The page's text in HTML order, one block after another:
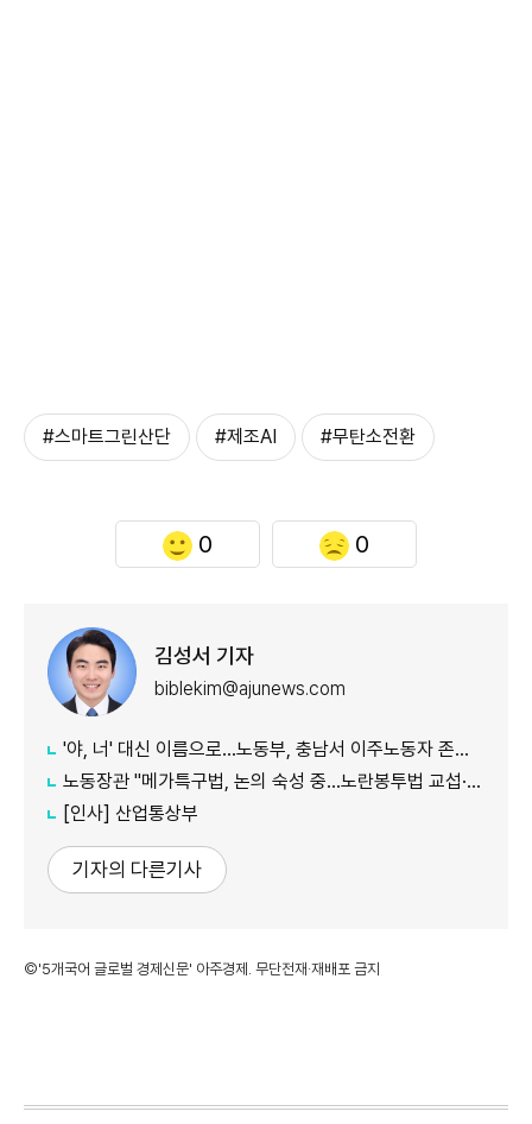
#스마트그린산단 #제조AI #무탄소전환
0 0
김성서 기자
biblekim@ajunews.com
'야, 너' 대신 이름으로…노동부, 충남서 이주노동자 존중 캠페인
노동장관 "메가특구법, 논의 숙성 중…노란봉투법 교섭·쟁의 기준 구체화"
[인사] 산업통상부
기자의 다른기사
©'5개국어 글로벌 경제신문' 아주경제. 무단전재·재배포 금지